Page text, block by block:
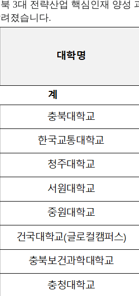
3대 전략산업 핵심인재 양성
졌습니다.